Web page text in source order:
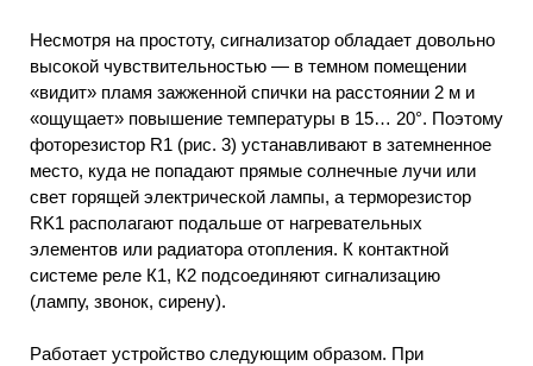
Несмотря на простоту, сигнализатор обладает довольно
высокой чувствительностью — в темном помещении
«видит» пламя зажженной спички на расстоянии 2 м и
«ощущает» повышение температуры в 15… 20°. Поэтому
фоторезистор R1 (рис. 3) устанавливают в затемненное
место, куда не попадают прямые солнечные лучи или
свет горящей электрической лампы, а терморезистор
RK1 располагают подальше от нагревательных
элементов или радиатора отопления. К контактной
системе реле К1, К2 подсоединяют сигнализацию
(лампу, звонок, сирену).
Работает устройство следующим образом. При